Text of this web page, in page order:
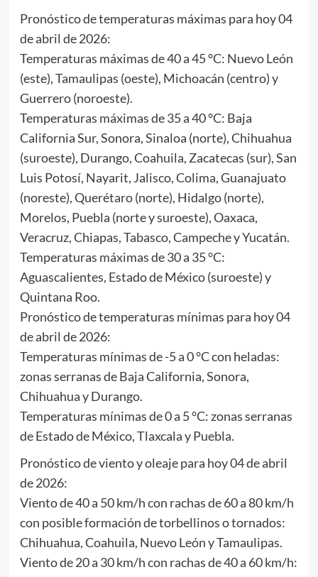
Pronóstico de temperaturas máximas para hoy 04
de abril de 2026:
Temperaturas máximas de 40 a 45 °C: Nuevo León
(este), Tamaulipas (oeste), Michoacán (centro) y
Guerrero (noroeste).
Temperaturas máximas de 35 a 40 °C: Baja
California Sur, Sonora, Sinaloa (norte), Chihuahua
(suroeste), Durango, Coahuila, Zacatecas (sur), San
Luis Potosí, Nayarit, Jalisco, Colima, Guanajuato
(noreste), Querétaro (norte), Hidalgo (norte),
Morelos, Puebla (norte y suroeste), Oaxaca,
Veracruz, Chiapas, Tabasco, Campeche y Yucatán.
Temperaturas máximas de 30 a 35 °C:
Aguascalientes, Estado de México (suroeste) y
Quintana Roo.
Pronóstico de temperaturas mínimas para hoy 04
de abril de 2026:
Temperaturas mínimas de -5 a 0 °C con heladas:
zonas serranas de Baja California, Sonora,
Chihuahua y Durango.
Temperaturas mínimas de 0 a 5 °C: zonas serranas
de Estado de México, Tlaxcala y Puebla.
Pronóstico de viento y oleaje para hoy 04 de abril
de 2026:
Viento de 40 a 50 km/h con rachas de 60 a 80 km/h
con posible formación de torbellinos o tornados:
Chihuahua, Coahuila, Nuevo León y Tamaulipas.
Viento de 20 a 30 km/h con rachas de 40 a 60 km/h: